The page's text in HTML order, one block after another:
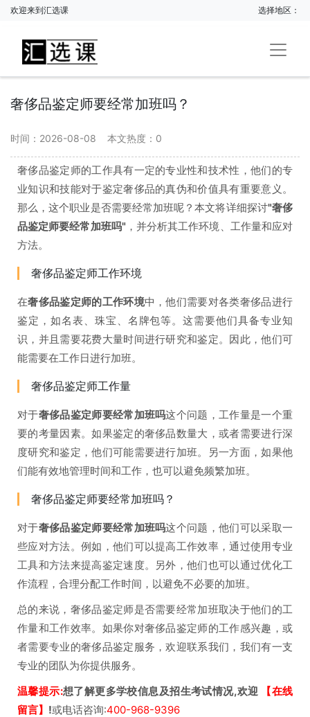
欢迎来到汇选课 选择地区：
奢侈品鉴定师要经常加班吗？
时间：2026-08-08 本文热度： 0
奢侈品鉴定师的工作具有一定的专业性和技术性，他们的专
业知识和技能对于鉴定奢侈品的真伪和价值具有重要意义。
那么，这个职业是否需要经常加班呢？本文将详细探讨"奢侈
品鉴定师要经常加班吗" ，并分析其工作环境、工作量和应对
方法。
奢侈品鉴定师工作环境
在奢侈品鉴定师的工作环境中，他们需要对各类奢侈品进行
鉴定，如名表、珠宝、名牌包等。这需要他们具备专业知
识，并且需要花费大量时间进行研究和鉴定。因此，他们可
能需要在工作日进行加班。
奢侈品鉴定师工作量
对于奢侈品鉴定师要经常加班吗这个问题，工作量是一个重
要的考量因素。如果鉴定的奢侈品数量大，或者需要进行深
度研究和鉴定，他们可能需要进行加班。另一方面，如果他
们能有效地管理时间和工作，也可以避免频繁加班。
奢侈品鉴定师要经常加班吗？
对于奢侈品鉴定师要经常加班吗这个问题，他们可以采取一
些应对方法。例如，他们可以提高工作效率，通过使用专业
工具和方法来提高鉴定速度。另外，他们也可以通过优化工
作流程，合理分配工作时间，以避免不必要的加班。
总的来说，奢侈品鉴定师是否需要经常加班取决于他们的工
作量和工作效率。如果你对奢侈品鉴定师的工作感兴趣，或
者需要专业的奢侈品鉴定服务，欢迎联系我们，我们有一支
专业的团队为你提供服务。
温馨提示:想了解更多学校信息及招生考试情况,欢迎
【在线
留言】 !或电话咨询:400-968-9396